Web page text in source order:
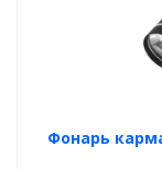
Фонарь